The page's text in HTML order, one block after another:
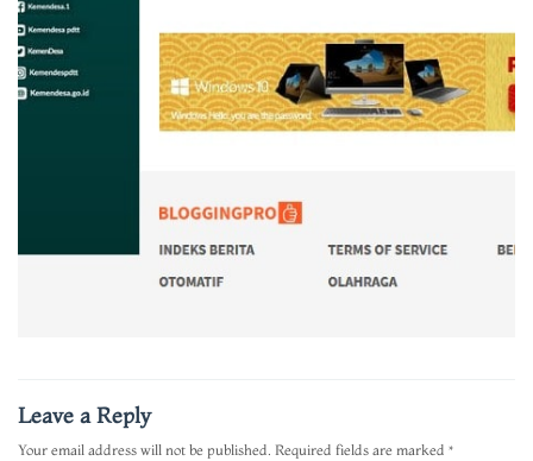
21/03/2021
Leave a Reply
Your email address will not be published. Required fields are marked *